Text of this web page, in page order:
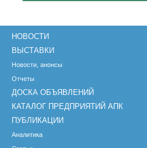
НОВОСТИ
ВЫСТАВКИ
Новости, анонсы
Отчеты
ДОСКА ОБЪЯВЛЕНИЙ
КАТАЛОГ ПРЕДПРИЯТИЙ АПК
ПУБЛИКАЦИИ
Аналитика